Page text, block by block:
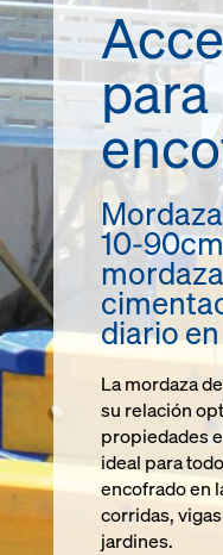
para
10-
diario
La mordaza
su relación
propiedades
ideal para
encofrado en
corridas,
jardines.